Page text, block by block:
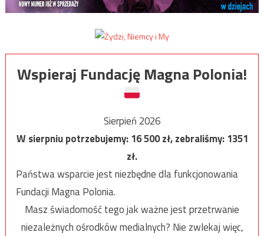
Wspieraj Fundację Magna Polonia!
Sierpień 2026
W sierpniu potrzebujemy:16 500zł, zebraliśmy:1351
zł.
Państwa wsparcie jest niezbędne dla funkcjonowania
Fundacji Magna Polonia.
Masz świadomość tego jak ważne jest przetrwanie
niezależnych ośrodków medialnych? Nie zwlekaj więc,